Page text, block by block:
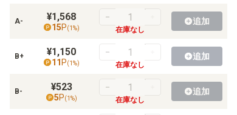
【EB-03】ONE PIECE Heroines Edition
【EB-01】メモリアルコレクション
A- ¥1,568
15P(1 %) 在庫なし
追加
B+ ¥1,150
11 P(1%) 在庫なし
追加
B- ¥523
5P(1 %) 在庫なし
追加